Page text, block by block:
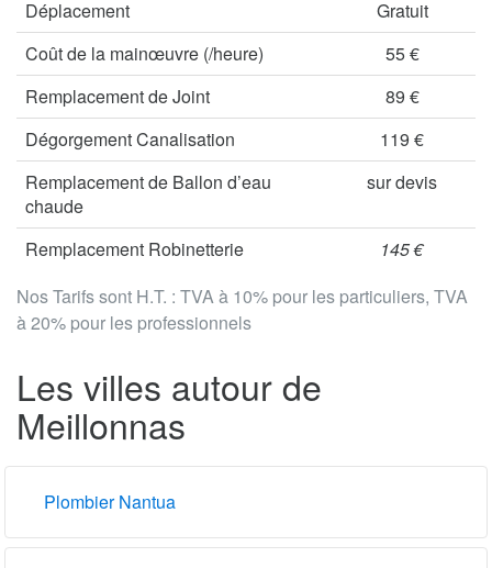
Nos Tarifs sont H.T. : TVA à 10% pour les particuliers, TVA
à 20% pour les professionnels
Déplacement
Gratuit
Coût de la mainœuvre (/heure)
55 €
Remplacement de Joint
89 €
Dégorgement Canalisation
119 €
Remplacement de Ballon d’eau
chaude
sur devis
Remplacement Robinetterie 145 €
Les villes autour de
Meillonnas
Plombier Nantua